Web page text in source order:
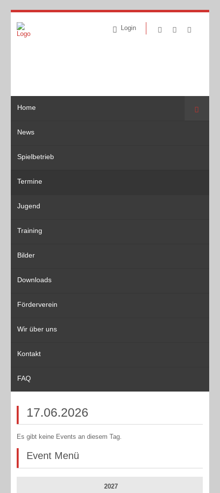
Login
Home
News
Spielbetrieb
Termine
Jugend
Training
Bilder
Downloads
Förderverein
Wir über uns
Kontakt
FAQ
Suche
17.06.2026
Es gibt keine Events an diesem Tag.
Event Menü
2027